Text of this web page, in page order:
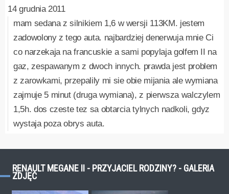
14 grudnia 2011
mam sedana z silnikiem 1,6 w wersji 113KM. jestem
zadowolony z tego auta. najbardziej denerwuja mnie Ci
co narzekaja na francuskie a sami popylaja golfem II na
gaz, zespawanym z dwoch innych. prawda jest problem
z zarowkami, przepalily mi sie obie mijania ale wymiana
zajmuje 5 minut (druga wymiana), z pierwsza walczylem
1,5h. dos czeste tez sa obtarcia tylnych nadkoli, gdyz
wystaja poza obrys auta.
RENAULT MEGANE II - PRZYJACIEL RODZINY? - GALERIA
ZDJĘĆ